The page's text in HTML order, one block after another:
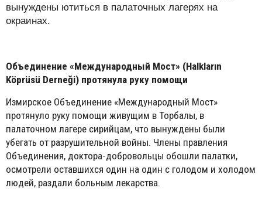
вынуждены ютиться в палаточных лагерях на
окраинах.
Объединение «Международный Мост» (Halkların
Köprüsü Derneği) протянула руку помощи
Измирское Объединение «Международный Мост»
протянуло руку помощи живущим в Торбалы, в
палаточном лагере сирийцам, что вынуждены были
убегать от разрушительной войны. Члены правления
Объединения, доктора-добровольцы обошли палатки,
осмотрели оставшихся один на один с голодом и холодом
людей, раздали больным лекарства.